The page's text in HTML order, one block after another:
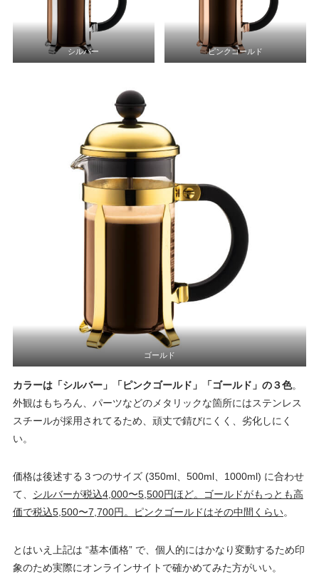
シルバー ピンクゴールド
ゴールド
カラーは「シルバー」「ピンクゴールド」「ゴールド」の３色。
外観はもちろん、パーツなどのメタリックな箇所にはステンレス
スチールが採用されてるため、頑丈で錆びにくく、劣化しにく
い。
価格は後述する３つのサイズ (350ml、500ml、1000ml) に合わせ
て、 シルバーが税込4,000〜5,500円ほど。ゴールドがもっとも高
価で税込5,500〜7,700円。ピンクゴールドはその中間くらい。
とはいえ上記は “基本価格” で、個人的にはかなり変動するため印
象のため実際にオンラインサイトで確かめてみた方がいい。